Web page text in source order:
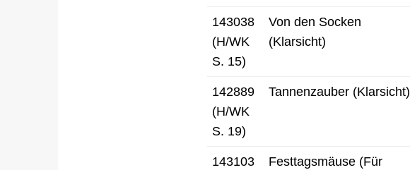
143038
(H/WK
S. 15)
Von den Socken
(Klarsicht)
142889
(H/WK
S. 19)
Tannenzauber (Klarsicht)
143103
Festtagsmäuse (Für